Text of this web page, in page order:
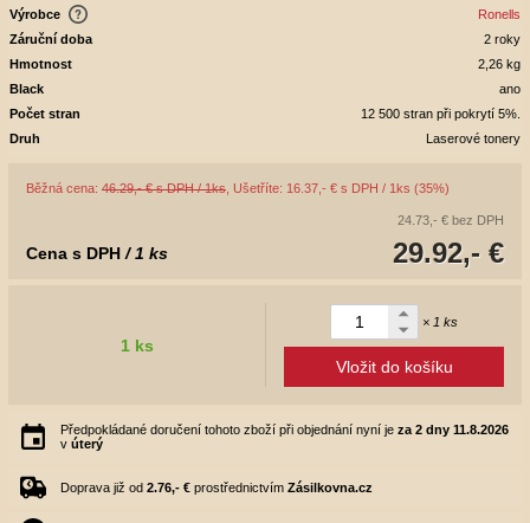
Výrobce
Ronells
Záruční doba
2 roky
Hmotnost
2,26 kg
Black
ano
Počet stran
12 500 stran při pokrytí 5%.
Druh
Laserové tonery
Běžná cena: 46.29,- € s DPH / 1ks , Ušetříte: 16.37,- € s DPH / 1ks (35%)
24.73,- € bez DPH
29.92,- €
Cena s DPH/ 1 ks
1 ks
× 1 ks
Vložit do košíku
Předpokládané doručení tohoto zboží při objednání nyní je za 2 dny 11.8.2026
v úterý
Doprava již od 2.76,- € prostřednictvím Zásilkovna.cz